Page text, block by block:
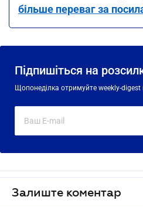
більше переваг за
Підпишіться на
Щопонеділка отримуйте weekly-digest
Залиште коментар